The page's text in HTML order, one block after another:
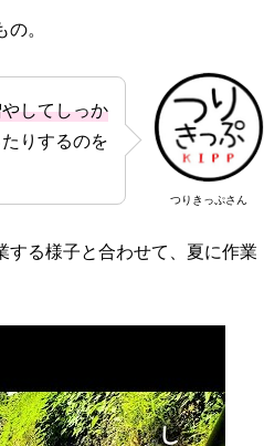
。
つりきっぷさん
してしっか
りするのを
る様子と合わせて、夏に作業